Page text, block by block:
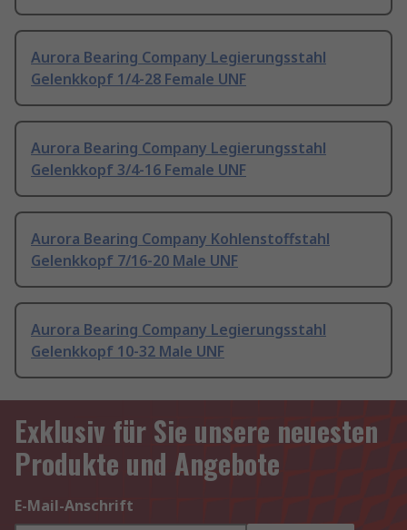
Aurora Bearing Company Legierungsstahl
Gelenkkopf 1/4-28 Female UNF
Aurora Bearing Company Legierungsstahl
Gelenkkopf 3/4-16 Female UNF
Aurora Bearing Company Kohlenstoffstahl
Gelenkkopf 7/16-20 Male UNF
Aurora Bearing Company Legierungsstahl
Gelenkkopf 10-32 Male UNF
Exklusiv für Sie unsere neuesten
Produkte und Angebote
E-Mail-Anschrift